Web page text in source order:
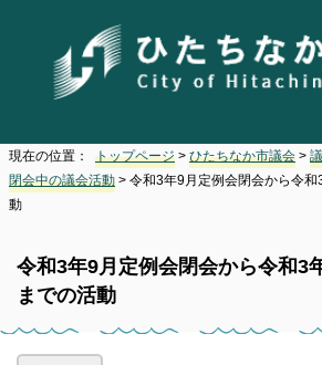
現在の位置： トップページ > ひたちなか市議会 >
閉会中の議会活動 > 令和3年9月定例会閉会から令
動
令和3年9月定例会閉会から令和3
までの活動